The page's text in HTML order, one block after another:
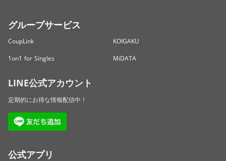
グループサービス
CoupLink
KOIGAKU
1on1 for Singles
MiDATA
LINE公式アカウント
定期的にお得な情報配信中！
公式アプリ